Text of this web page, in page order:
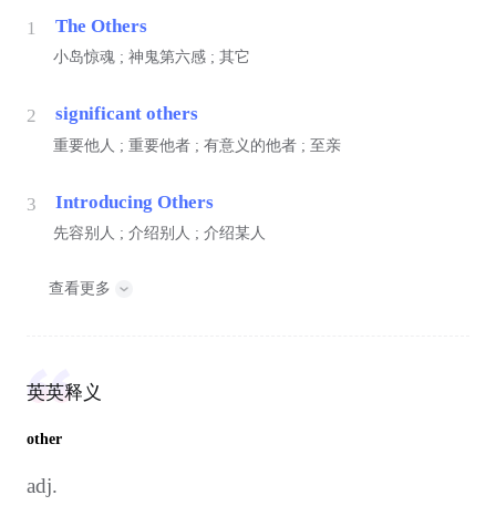
1 The Others
小岛惊魂 ; 神鬼第六感 ; 其它
2 significant others
重要他人 ; 重要他者 ; 有意义的他者 ; 至亲
3 Introducing Others
先容别人 ; 介绍别人 ; 介绍某人
查看更多
英英释义
other
adj.